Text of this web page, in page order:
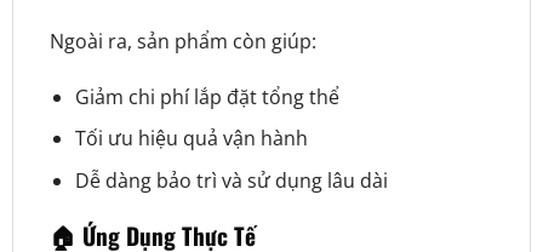
Ngoài ra, sản phẩm còn giúp:
Giảm chi phí lắp đặt tổng thể
Tối ưu hiệu quả vận hành
Dễ dàng bảo trì và sử dụng lâu dài
🏠 Ứng Dụng Thực Tế